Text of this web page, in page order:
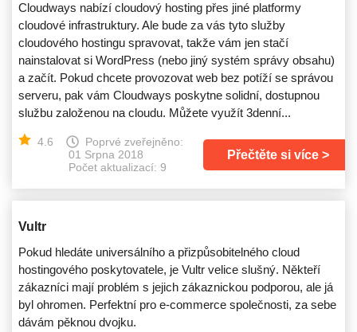
Cloudways nabízí cloudový hosting přes jiné platformy
cloudové infrastruktury. Ale bude za vás tyto služby
cloudového hostingu spravovat, takže vám jen stačí
nainstalovat si WordPress (nebo jiný systém správy obsahu)
a začít. Pokud chcete provozovat web bez potíží se správou
serveru, pak vám Cloudways poskytne solidní, dostupnou
službu založenou na cloudu. Můžete využít 3denní...
4.6
Poprvé zveřejněno:
01 Srpna 2018
Počet aktualizací: 9
Přečtěte si více
Vultr
Pokud hledáte universálního a přizpůsobitelného cloud
hostingového poskytovatele, je Vultr velice slušný. Někteří
zákazníci mají problém s jejich zákaznickou podporou, ale já
byl ohromen. Perfektní pro e-commerce společnosti, za sebe
dávám pěknou dvojku.